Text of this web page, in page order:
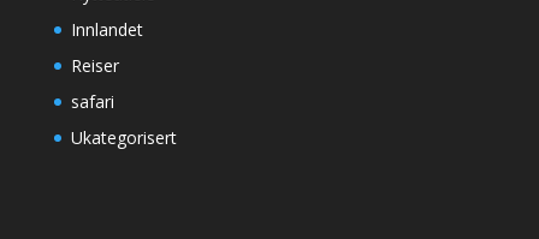
Innlandet
Reiser
safari
Ukategorisert